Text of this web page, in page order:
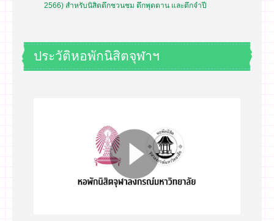
2566) สำหรับนิสิตตึกชวนชม ตึกพุดตาน และตึกจำปี
ประวัติหอพักนิสิตจุฬาฯ